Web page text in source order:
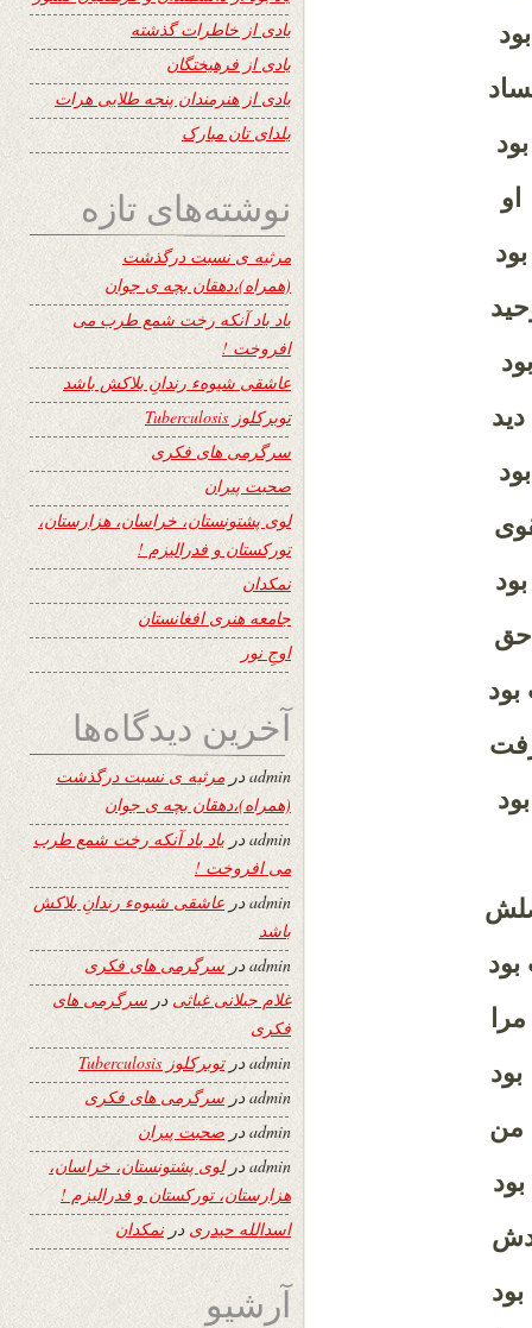
من
یادی از خاطرات گذشته
یادی از فرهیختگان
یادی از هنرمندان پنجه طلایی هرات
یلدای تان مبارک
نوشته‌های تازه
مرثیه ی نسبت درگذشت
(همراه)،دهقان بچه ی جوان
یاد باد آنکه رخت شمع طرب می
افروخت !
عاشقی شیوهء رندانِ بلاکش باشد
توبرکلوز Tuberculosis
سرگرمی های فکری
صحبت پیران
لوی پشتونستان، خراسان، هزارستان،
تورکستان و فدرالیزم !
نمکدان
جامعه هنری افغانستان
اوجِ نور
آخرین دیدگاه‌ها
adminدر مرثیه ی نسبت درگذشت
(همراه)،دهقان بچه ی جوان
admin در یاد باد آنکه رخت شمع طرب
می افروخت !
adminدر عاشقی شیوهء رندانِ بلاکش
باشد
admin در سرگرمی های فکری
غلام جیلانی غیاثی در سرگرمی های
فکری
adminدرتوبرکلوز Tuberculosis
adminدر سرگرمی های فکری
admin در صحبت پیران
adminدرلوی پشتونستان، خراسان،
هزارستان، تورکستان و فدرالیزم !
اسدالله حیدری درنمکدان
آرشیو